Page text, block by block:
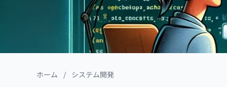
ホーム / システム開発